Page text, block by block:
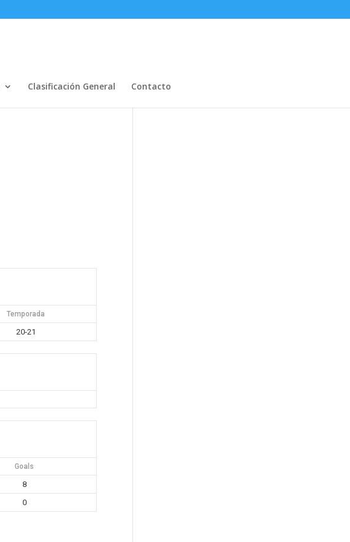
Clasificación General Contacto
Temporada
20-21
Goals
8
0